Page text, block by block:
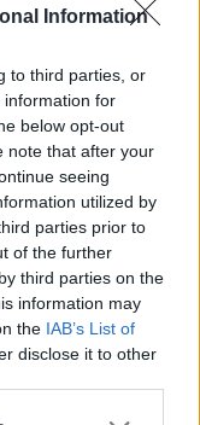
Information
to third parties, or
information for
below opt-out
note that after your
seeing
utilized by
parties prior to
of the further
third parties on the
information may
the IAB’s List of
disclose it to other
-Η Χριστίνα
σε φίνα